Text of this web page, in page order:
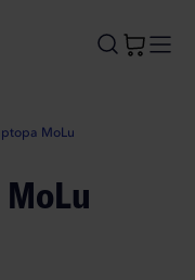
MoLu